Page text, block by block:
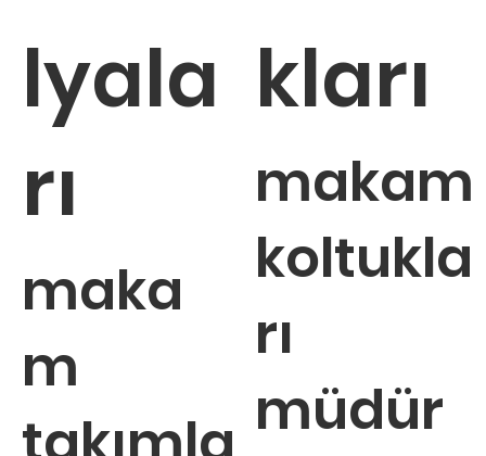
lyala
rı
maka
m
kları
makam
koltukla
rı
müdür